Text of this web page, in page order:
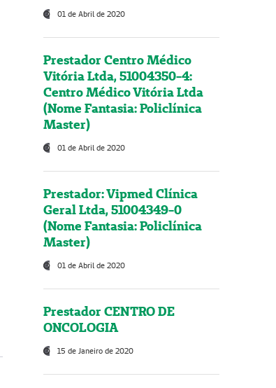
01 de Abril de 2020
Prestador Centro Médico
Vitória Ltda, 51004350-4:
Centro Médico Vitória Ltda
(Nome Fantasia: Policlínica
Master)
01 de Abril de 2020
Prestador: Vipmed Clínica
Geral Ltda, 51004349-0
(Nome Fantasia: Policlínica
Master)
01 de Abril de 2020
Prestador CENTRO DE
ONCOLOGIA
15 de Janeiro de 2020